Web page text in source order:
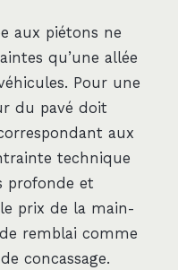
aux piétons ne
qu’une allée
Pour une
du pavé doit
aux
technique
profonde et
prix de la main-
remblai comme
concassage.